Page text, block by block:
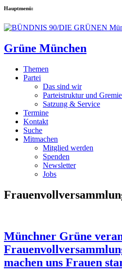
Hauptmenü:
Grüne München
Themen
Partei
Das sind wir
Parteistruktur und
Satzung & Service
Termine
Kontakt
Suche
Mitmachen
Mitglied werden
Spenden
Newsletter
Jobs
Münchner Grüne
machen uns Frauen